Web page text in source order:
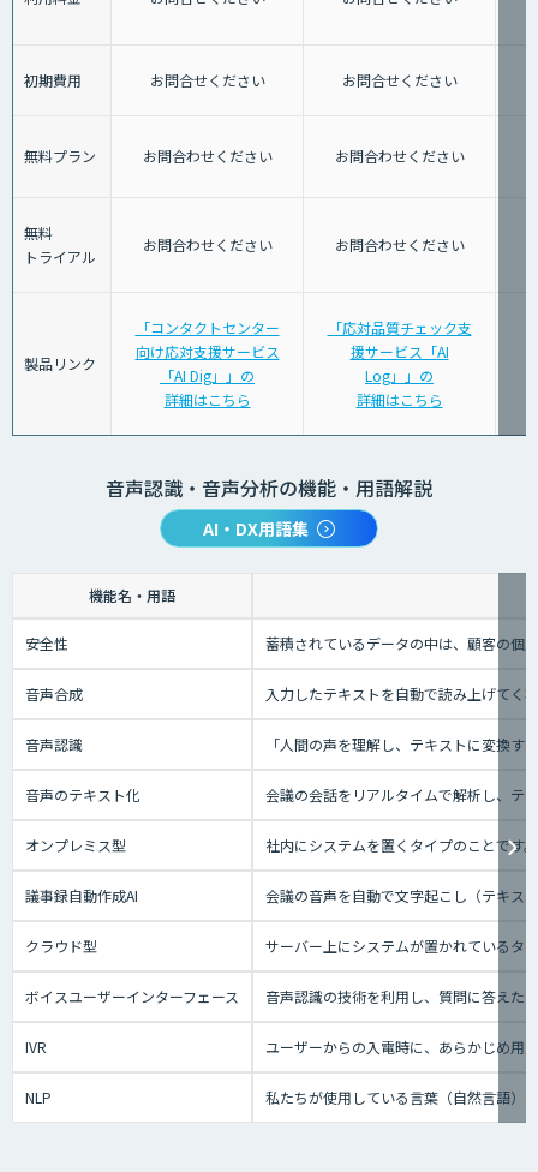
初期費用 お問合せください お問合せください
無料プラン お問合わせください お問合わせください
無料
トライアル
お問合わせください お問合わせください
製品リンク
「コンタクトセンター
向け応対支援サービス
「AI Dig」」の
詳細はこちら
「応対品質チェック支
援サービス「AI
Log」」の
詳細はこちら
音声認識・音声分析の機能・用語解説
AI・DX用語集
機能名・用語
安全性 蓄積されているデータの中は、顧客の個
音声合成 入力したテキストを自動で読み上げてく
音声認識 「人間の声を理解し、テキストに変換
音声のテキスト化 会議の会話をリアルタイムで解析し、テ
オンプレミス型 社内にシステムを置くタイプのことです
議事録自動作成AI 会議の音声を自動で文字起こし（テキス
クラウド型 サーバー上にシステムが置かれているタ
ボイスユーザーインターフェース 音声認識の技術を利用し、質問に答えた
IVR ユーザーからの入電時に、あらかじめ用
NLP 私たちが使用している言葉（自然言語）